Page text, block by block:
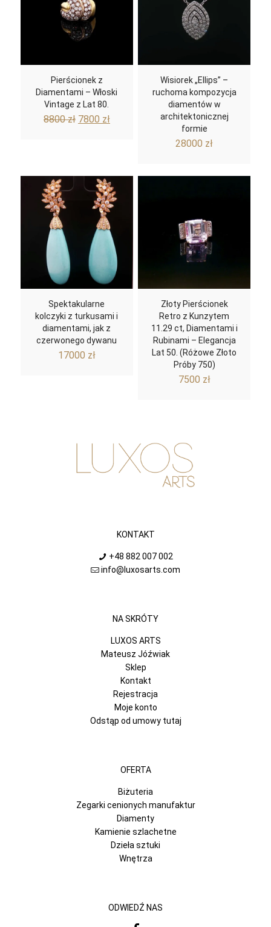
Pierścionek z
Diamentami – Włoski
Vintage z Lat 80.
8800zł Pierwotna
7800 złAktualna
Wisiorek „Ellips” –
ruchoma kompozycja
diamentów w
architektonicznej
formie
28000 zł
Spektakularne
kolczyki z turkusami i
diamentami, jak z
czerwonego dywanu
17000 zł
Złoty Pierścionek
Retro z Kunzytem
11.29 ct, Diamentami i
Rubinami – Elegancja
Lat 50. (Różowe Złoto
Próby 750)
7500 zł
KONTAKT
+48 882 007 002
info@luxosarts.com
NA SKRÓTY
LUXOS ARTS
Mateusz Jóźwiak
Sklep
Kontakt
Rejestracja
Moje konto
Odstąp od umowy tutaj
OFERTA
Biżuteria
Zegarki cenionych manufaktur
Diamenty
Kamienie szlachetne
Dzieła sztuki
Wnętrza
ODWIEDŹ NAS